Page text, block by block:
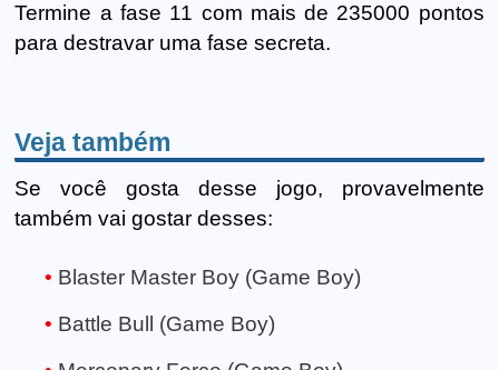
Termine a fase 11 com mais de 235000 pontos
para destravar uma fase secreta.
Veja também
Se você gosta desse jogo, provavelmente
também vai gostar desses:
Blaster Master Boy (Game Boy)
Battle Bull (Game Boy)